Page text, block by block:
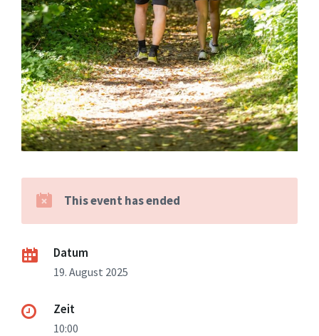
This event has ended
Datum
19. August 2025
Zeit
10:00